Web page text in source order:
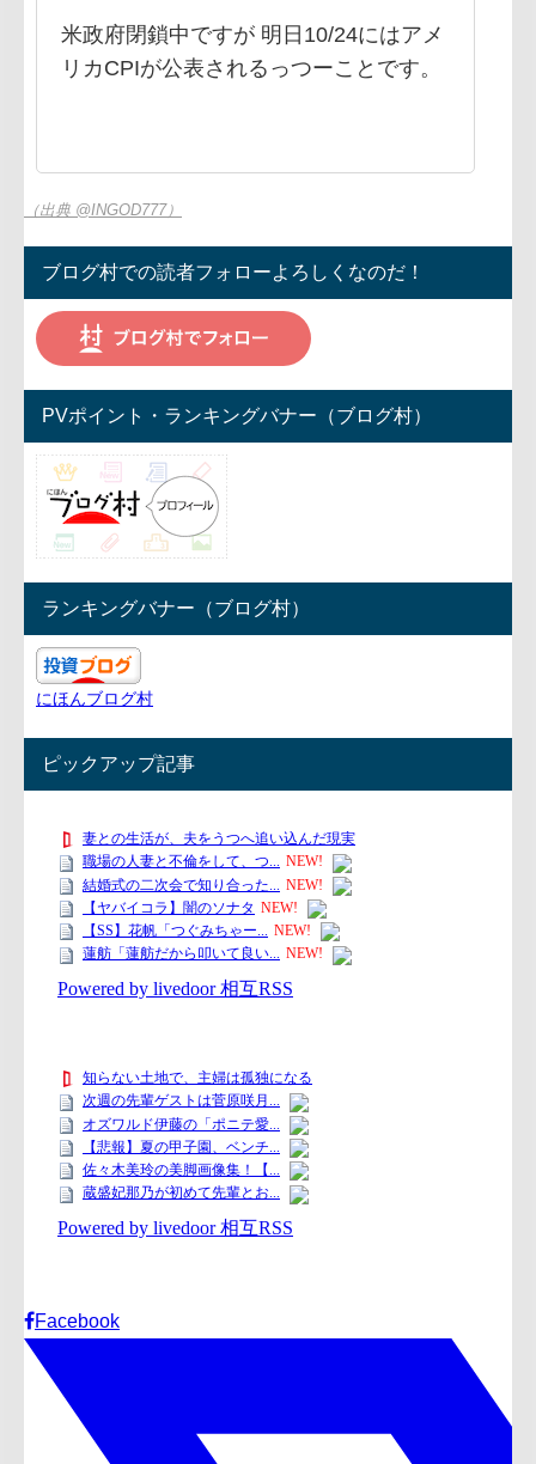
米政府閉鎖中ですが 明日10/24にはアメ
リカCPIが公表されるっつーことです。
（出典 @INGOD777）
ブログ村での読者フォローよろしくなのだ！
PVポイント・ランキングバナー（ブログ村）
ランキングバナー（ブログ村）
にほんブログ村
ピックアップ記事
Facebook